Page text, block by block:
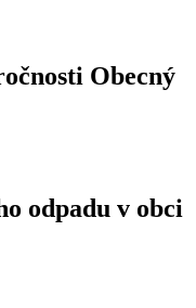
Obecný
odpadu v obci